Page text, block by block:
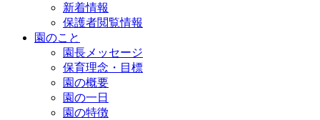
新着情報
保護者閲覧情報
園のこと
園長メッセージ
保育理念・目標
園の概要
園の一日
園の特徴